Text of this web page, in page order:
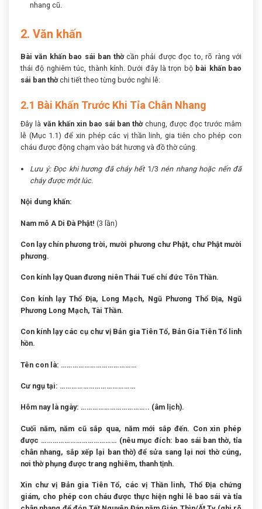
nhang cũ.
2. Văn khấn
Bài văn khấn bao sái ban thờcần phải được đọc to, rõ ràng với
thái độ nghiêm túc, thành kính. Dưới đây là trọn bộ bài khấn bao
sái ban thờchi tiết theo từng bước nghi lễ:
2.1 Bài Khấn Trước Khi Tỉa Chân Nhang
Đây là văn khấn xin bao sái ban thờchung, được đọc trước mâm
lễ (Mục 1.1) để xin phép các vị thần linh, gia tiên cho phép con
cháu được động chạm vào bát hương và đồ thờ cúng.
Lưu ý: Đọc khi hương đã cháy hết 1/3 nén nhang hoặc nến đã
cháy được một lúc.
Nội dung khấn:
Nam mô A Di Đà Phật! (3 lần)
Con lạy chín phương trời, mười phương chư Phật, chư Phật mười
phương.
Con kính lạy Quan đương niên Thái Tuế chí đức Tôn Thần.
Con kính lạy Thổ Địa, Long Mạch, Ngũ Phương Thổ Địa, Ngũ
Phương Long Mạch, Tài Thần.
Con kính lạy các cụ chư vị Bản gia Tiên Tổ, Bản Gia Tiên Tổ linh
hồn.
Tên con là: …………………………………
Cư ngụ tại: …………………………………
Hôm nay là ngày: …………………………….. (âm lịch).
Cuối năm, năm cũ sắp qua, năm mới sắp đến. Con xin phép
được ………………………………… (nêu mục đích: bao sái ban thờ, tỉa
chân nhang, sắp xếp lại ban thờ) để sửa sang lại nơi thờ cúng,
nơi thờ phụng được trang nghiêm, thanh tịnh.
Xin chư vị Bản gia Tiên Tổ, các vị Thần linh, Thổ Địa chứng
giám, cho phép con cháu được thực hiện nghi lễ bao sái và tỉa